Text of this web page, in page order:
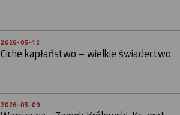
2026-05-12
Ciche kapłaństwo – wielkie świadectwo
2026-05-09